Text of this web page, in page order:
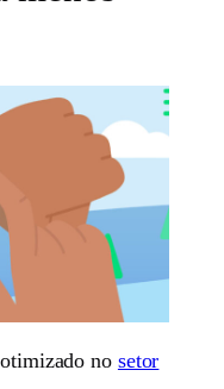
no setor